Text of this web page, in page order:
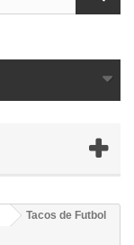
Tacos de Futbol